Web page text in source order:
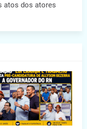
atos dos atores